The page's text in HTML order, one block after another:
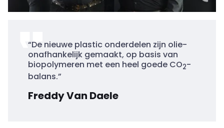
“De nieuwe plastic onderdelen zijn olie-
onafhankelijk gemaakt, op basis van
biopolymeren met een heel goede CO2-
balans.”
Freddy Van Daele